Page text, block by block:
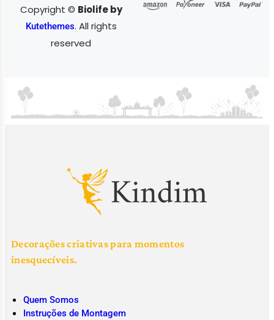
Copyright © Biolife by
Kutethemes. All rights
reserved
Decorações criativas para momentos
inesquecíveis.
Quem Somos
Instruções de Montagem